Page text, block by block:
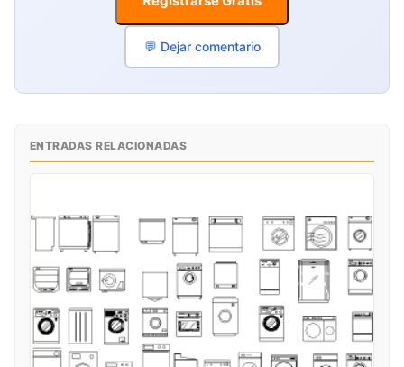
💬 Dejar comentario
ENTRADAS RELACIONADAS